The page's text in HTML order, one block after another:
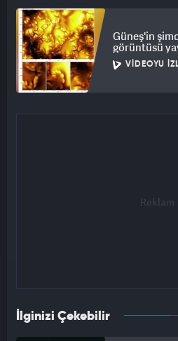
Güneş'in
görüntüsü
VIDEOYU
İlginizi Çekebilir